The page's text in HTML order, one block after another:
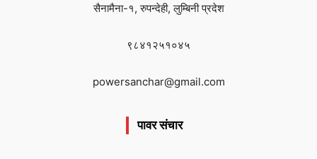
सैनामैना-१, रुपन्देही, लुम्बिनी प्रदेश
९८४१२५१०४५
powersanchar@gmail.com
पावर संचार